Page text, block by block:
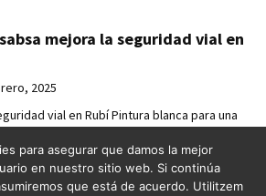
mejora la seguridad vial en
2025
vial en Rubí Pintura blanca para una
millora la seguretat viària
para asegurar que damos la mejor
en nuestro sitio web. Si continúa
que está de acuerdo. Utilitzem